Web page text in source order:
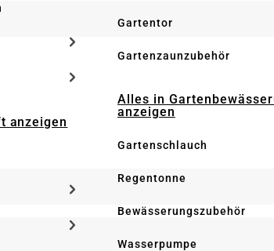
anzeigen
Gartentor
Gartenzaunzubehör
Alles in
anzeigen
Gartenschlauch
Regentonne
Bewässerungszubehör
Wasserpumpe